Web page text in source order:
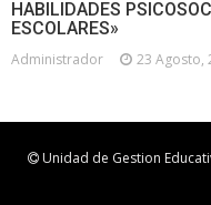
HABILIDADES
ESCOLARES»
Administrador 23 Agosto,
Unidad de Gestion